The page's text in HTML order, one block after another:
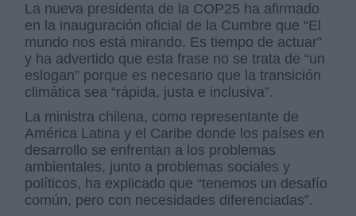
La nueva presidenta de la COP25 ha afirmado
en la inauguración oficial de la Cumbre que “El
mundo nos está mirando. Es tiempo de actuar”
y ha advertido que esta frase no se trata de “un
eslogan” porque es necesario que la transición
climática sea “rápida, justa e inclusiva”.
La ministra chilena, como representante de
América Latina y el Caribe donde los países en
desarrollo se enfrentan a los problemas
ambientales, junto a problemas sociales y
políticos, ha explicado que “tenemos un desafío
común, pero con necesidades diferenciadas”.